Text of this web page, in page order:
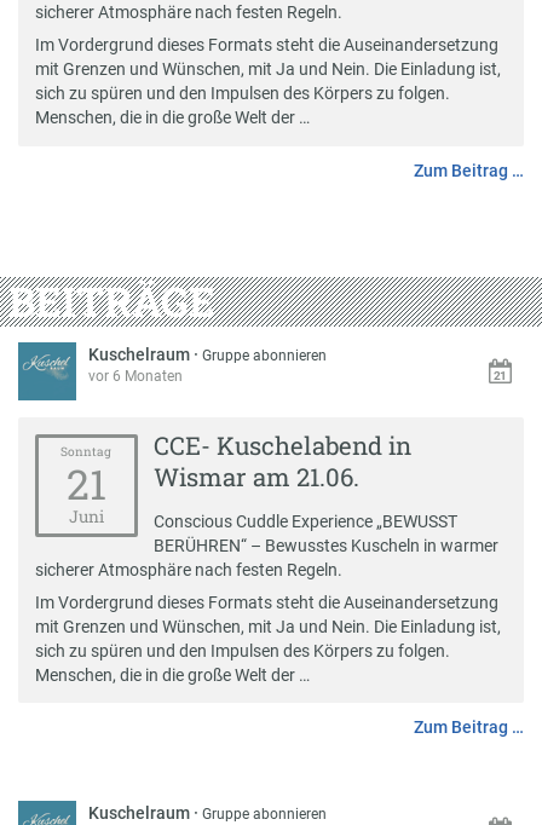
sicherer Atmosphäre nach festen Regeln.
Im Vordergrund dieses Formats steht die Auseinandersetzung
mit Grenzen und Wünschen, mit Ja und Nein. Die Einladung ist,
sich zu spüren und den Impulsen des Körpers zu folgen.
Menschen, die in die große Welt der …
Zum Beitrag …
BEITRÄGE
Kuschelraum ·Gruppe abonnieren
vor 6 Monaten
Sonntag
21
Juni
CCE- Kuschelabend in
Wismar am 21.06.
Conscious Cuddle Experience „BEWUSST
BERÜHREN“ – Bewusstes Kuscheln in warmer
sicherer Atmosphäre nach festen Regeln.
Im Vordergrund dieses Formats steht die Auseinandersetzung
mit Grenzen und Wünschen, mit Ja und Nein. Die Einladung ist,
sich zu spüren und den Impulsen des Körpers zu folgen.
Menschen, die in die große Welt der …
Zum Beitrag …
Kuschelraum ·Gruppe abonnieren